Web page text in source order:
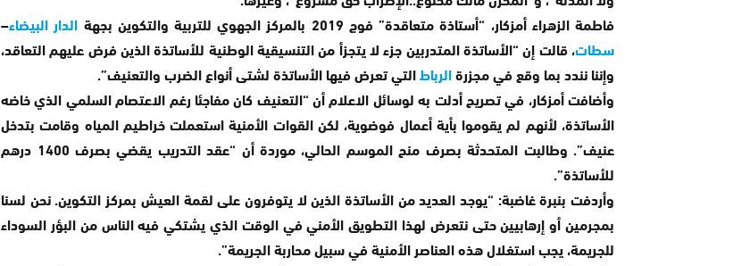
فاطمة الزهراء أمزكار، “أستاذة متعاقدة” فوج 2019 بالمركز الجهوي للتربية والتكوين بجهة
الدار البيضاء–
سطات، قالت إن “الأساتذة المتدربين جزء لا يتجزأ من التنسيقية الوطنية للأساتذة الذين فرض عليهم التعاقد،
وإننا نندد بما وقع في مجزرةالرباطالتي تعرض فيها الأساتذة لشتى أنواع الضرب والتعنيف”.
وأضافت أمزكار، في تصريح أدلت به لوسائل الاعلام أن “التعنيف كان مفاجئا رغم الاعتصام السلمي الذي خاضه
الأساتذة، لأنهم لم يقوموا بأية أعمال فوضوية، لكن القوات الأمنية استعملت خراطيم المياه وقامت بتدخل
عنيف”. وطالبت المتحدثة بصرف منح الموسم الحالي، موردة أن “عقد التدريب يقضي بصرف 1400 درهم
للأساتذة”.
وأردفت بنبرة غاضبة: “يوجد العديد من الأساتذة الذين لا يتوفرون على لقمة العيش بمركز التكوين. نحن لسنا
بمجرمين أو إرهابيين حتى نتعرض لهذا التطويق الأمني في الوقت الذي يشتكي فيه الناس من البؤر السوداء
للجريمة، يجب استغلال هذه العناصر الأمنية في سبيل محاربة الجريمة”.